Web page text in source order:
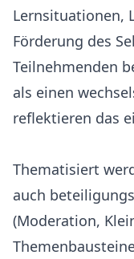
Lernsituationen,
Förderung des
Teilnehmenden
als einen
reflektieren das
Thematisiert
auch
(Moderation,